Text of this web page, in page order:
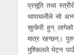
प्रसूति तथा
थापाथलीले सो
सुत्केरी हुन् लागेको
मात्र रहन्छन्।
मुश्किलले भेट्न